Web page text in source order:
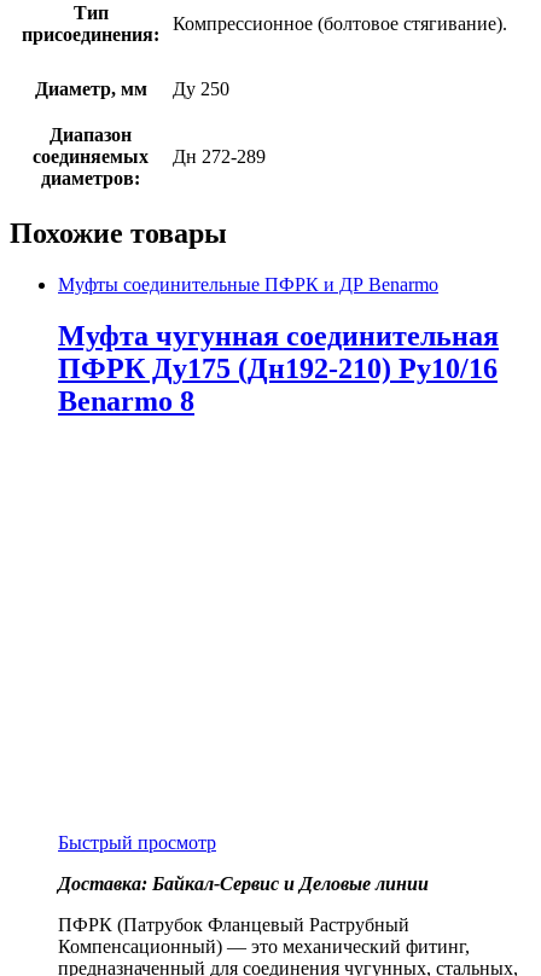
Тип
присоединения:
Компрессионное (болтовое стягивание).
Диаметр, мм Ду 250
Диапазон
соединяемых
диаметров:
Дн 272-289
Похожие товары
Муфты соединительные ПФРК и ДР Benarmo
Муфта чугунная соединительная
ПФРК Ду175 (Дн192-210) Ру10/16
Benarmo 8
Быстрый просмотр
Доставка: Байкал-Сервис и Деловые линии
ПФРК (Патрубок Фланцевый Раструбный
Компенсационный) — это механический фитинг,
предназначенный для соединения чугунных, стальных,